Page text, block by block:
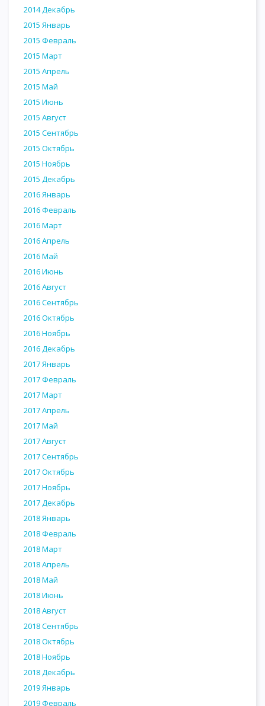
2014 Декабрь
2015 Январь
2015 Февраль
2015 Март
2015 Апрель
2015 Май
2015 Июнь
2015 Август
2015 Сентябрь
2015 Октябрь
2015 Ноябрь
2015 Декабрь
2016 Январь
2016 Февраль
2016 Март
2016 Апрель
2016 Май
2016 Июнь
2016 Август
2016 Сентябрь
2016 Октябрь
2016 Ноябрь
2016 Декабрь
2017 Январь
2017 Февраль
2017 Март
2017 Апрель
2017 Май
2017 Август
2017 Сентябрь
2017 Октябрь
2017 Ноябрь
2017 Декабрь
2018 Январь
2018 Февраль
2018 Март
2018 Апрель
2018 Май
2018 Июнь
2018 Август
2018 Сентябрь
2018 Октябрь
2018 Ноябрь
2018 Декабрь
2019 Январь
2019 Февраль